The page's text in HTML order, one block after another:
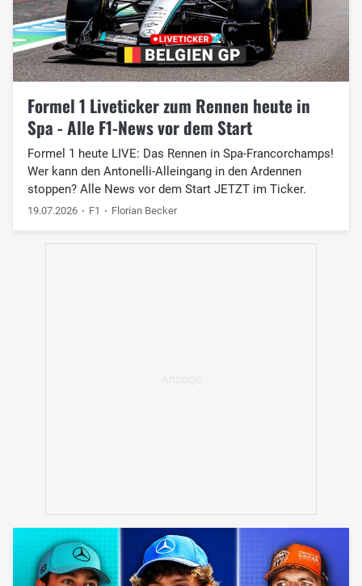
Formel 1 Liveticker zum Rennen heute in
Spa - Alle F1-News vor dem Start
Formel 1 heute LIVE: Das Rennen in Spa-Francorchamps!
Wer kann den Antonelli-Alleingang in den Ardennen
stoppen? Alle News vor dem Start JETZT im Ticker.
19.07.2026 F1 Florian Becker